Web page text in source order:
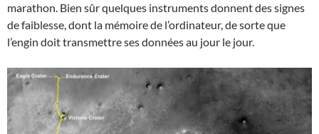
marathon. Bien sûr quelques instruments donnent des signes
de faiblesse, dont la mémoire de l’ordinateur, de sorte que
l’engin doit transmettre ses données au jour le jour.